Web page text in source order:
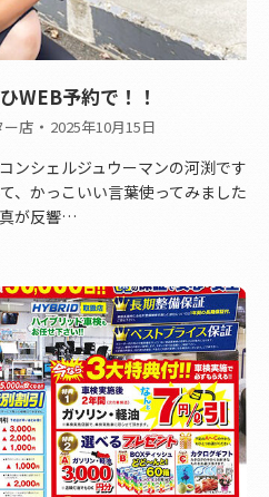
WEB予約で！！
ー店 2025年10月15日
ンシェルジュウーマンの河渕です
、かっこいい言葉使ってみました
が反響…